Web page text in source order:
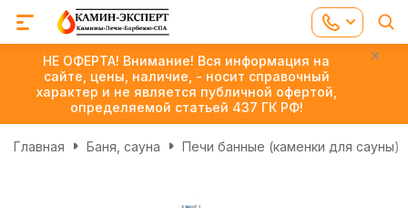
НЕ ОФЕРТА! Внимание! Вся информация на
сайте, цены, наличие, - носит справочный
характер и не является публичной офертой,
определяемой статьей 437 ГК РФ!
Главная Баня, сауна Печи банные (каменки для сауны)